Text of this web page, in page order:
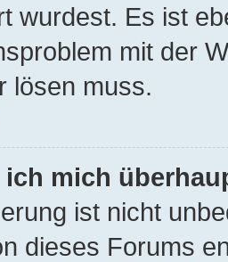
wurdest. Es ist
mit der
lösen muss.
ich mich
ist nicht
dieses Forums